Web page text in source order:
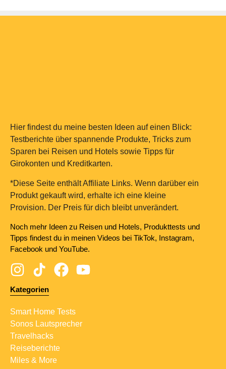
Hier findest du meine besten Ideen auf einen Blick:
Testberichte über spannende Produkte, Tricks zum
Sparen bei Reisen und Hotels sowie Tipps für
Girokonten und Kreditkarten.
*Diese Seite enthält Affiliate Links. Wenn darüber ein
Produkt gekauft wird, erhalte ich eine kleine
Provision. Der Preis für dich bleibt unverändert.
Noch mehr Ideen zu Reisen und Hotels, Produkttests und
Tipps findest du in meinen Videos bei TikTok, Instagram,
Facebook und YouTube.
Kategorien
Smart Home Tests
Sonos Lautsprecher
Travelhacks
Reiseberichte
Miles & More